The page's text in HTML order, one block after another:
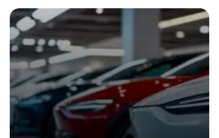
ensemble révolutionner les batteries
et pourquoi cela vous concerne
20 janvier 2026